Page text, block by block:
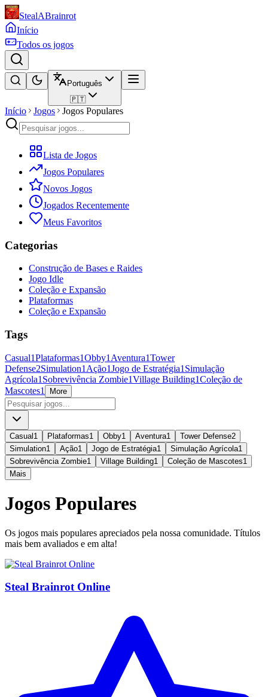
StealABrainrot
Início
Todos os jogos
Português
🇵🇹
Início Jogos Jogos Populares
Lista de Jogos
Jogos Populares
Novos Jogos
Jogados Recentemente
Meus Favoritos
Categorias
Construção de Bases e Raides
Jogo Idle
Coleção e Expansão
Plataformas
Coleção e Expansão
Tags
Casual1Plataformas1Obby1 Aventura1Tower
Defense2Simulation1 Ação1Jogo de Estratégia1 Simulação
Agrícola1 Sobrevivência Zombie1Village Building1Coleção de
Mascotes1 More
Casual 1 Plataformas1 Obby1 Aventura1 Tower Defense2
Simulation1 Ação1 Jogo de Estratégia1 Simulação Agrícola1
Sobrevivência Zombie1 Village Building1 Coleção de Mascotes1
Mais
Jogos Populares
Os jogos mais populares apreciados pela nossa comunidade. Títulos
mais bem avaliados e em alta!
Steal Brainrot Online